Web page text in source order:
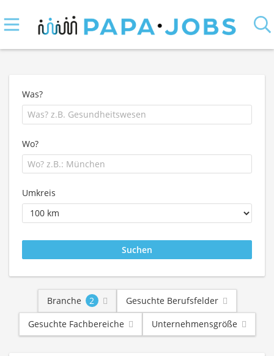
Was?
Wo?
Umkreis
Branche 2
Gesuchte Berufsfelder
Gesuchte Fachbereiche
Unternehmensgröße